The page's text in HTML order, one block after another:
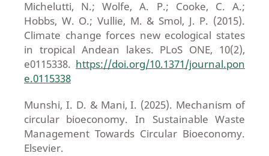
Michelutti, N.; Wolfe, A. P.; Cooke, C. A.;
Hobbs, W. O.; Vullie, M. & Smol, J. P. (2015).
Climate change forces new ecological states
in tropical Andean lakes. PLoS ONE, 10(2),
e0115338. https://doi.org/10.1371/journal.pon
e.0115338
Munshi, I. D. & Mani, I. (2025). Mechanism of
circular bioeconomy. In Sustainable Waste
Management Towards Circular Bioeconomy.
Elsevier.